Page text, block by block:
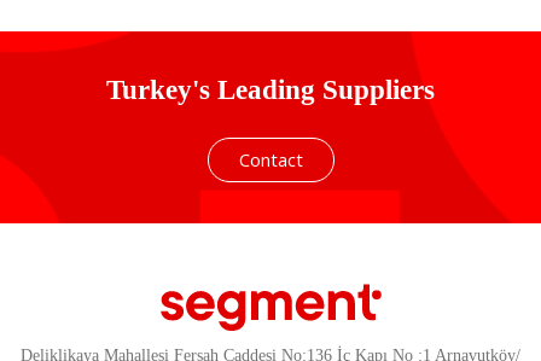
Turkey's Leading Suppliers
Contact
Deliklikaya Mahallesi Fersah Caddesi No:136 İç Kapı No :1 Arnavutköy/